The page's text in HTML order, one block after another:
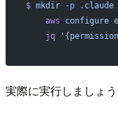
$ mkdir -p .claude
    aws
configure
    jq
'{permissions:
実際に実行しましょう